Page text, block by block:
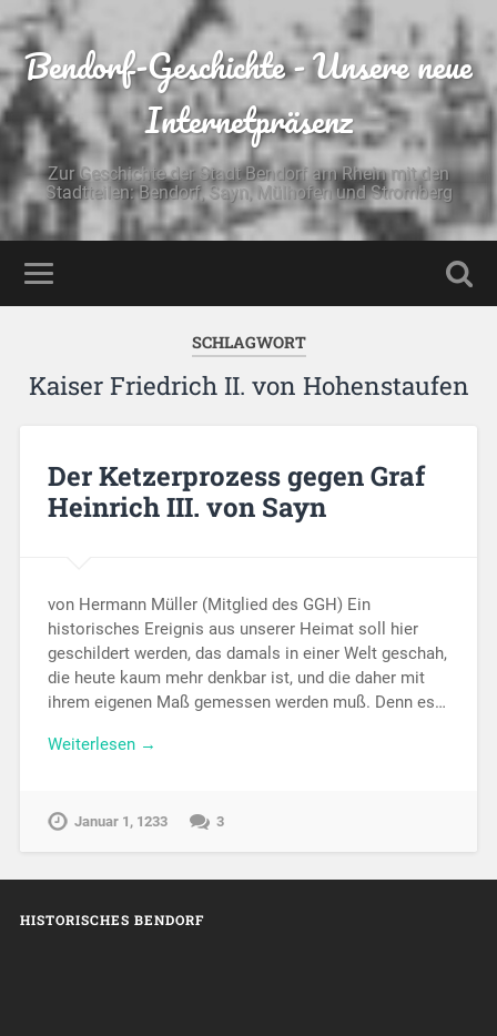
Bendorf-Geschichte - Unsere neue
Internetpräsenz
Zur Geschichte der Stadt Bendorf am Rhein mit den
Stadtteilen: Bendorf, Sayn, Mülhofen und Stromberg
SCHLAGWORT
Kaiser Friedrich II. von Hohenstaufen
Der Ketzerprozess gegen Graf
Heinrich III. von Sayn
von Hermann Müller (Mitglied des GGH) Ein
historisches Ereignis aus unserer Heimat soll hier
geschildert werden, das damals in einer Welt geschah,
die heute kaum mehr denkbar ist, und die daher mit
ihrem eigenen Maß gemessen werden muß. Denn es…
Weiterlesen →
Januar 1, 1233 3
HISTORISCHES BENDORF